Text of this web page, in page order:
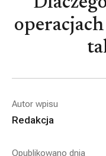
Autor wpisu
Redakcja
Opublikowano dnia